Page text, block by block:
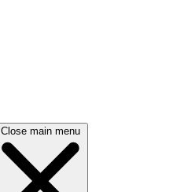
Close main menu